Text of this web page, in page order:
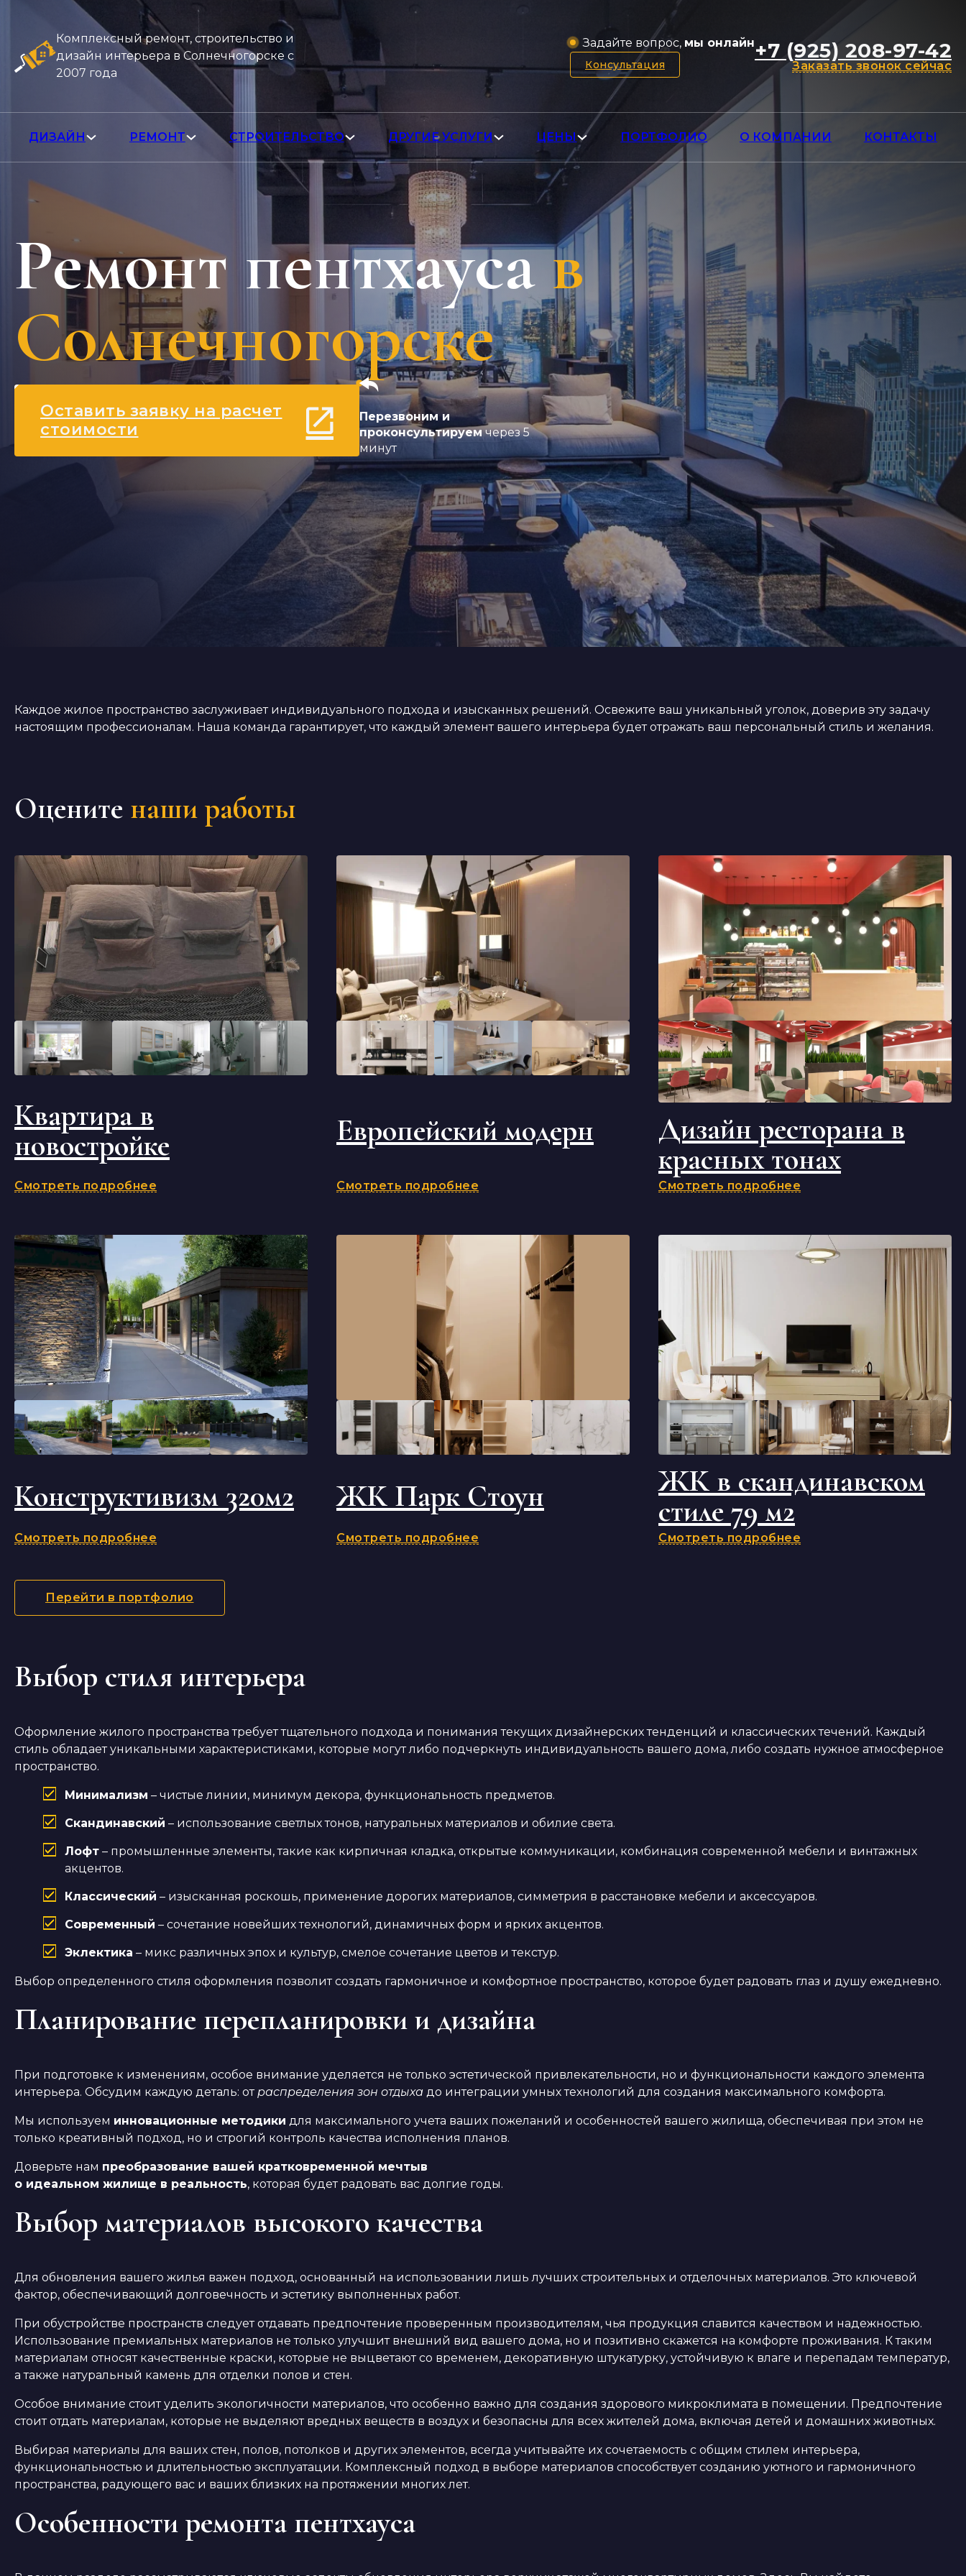
Комплексный ремонт, строительство и
дизайн интерьера в Солнечногорске с
2007 года
Задайте вопрос, мы онлайн
Консультация
+7 (925) 208-97-42
Заказать звонок сейчас
ДИЗАЙН РЕМОНТ СТРОИТЕЛЬСТВО ДРУГИЕ УСЛУГИ ЦЕНЫ ПОРТФОЛИО О КОМПАНИИ КОНТАКТЫ
Ремонт пентхаусав
Солнечногорске
Оставить заявку на расчет
стоимости
Перезвоним и
проконсультируемчерез 5
минут
Каждое жилое пространство заслуживает индивидуального подхода и изысканных решений. Освежите ваш уникальный уголок, доверив эту задачу
настоящим профессионалам. Наша команда гарантирует, что каждый элемент вашего интерьера будет отражать ваш персональный стиль и желания.
Оцените наши работы
Квартира в
новостройке
Смотреть подробнее
Европейский модерн
Смотреть подробнее
Дизайн ресторана в
красных тонах
Смотреть подробнее
Конструктивизм 320м2
Смотреть подробнее
ЖК Парк Стоун
Смотреть подробнее
ЖК в скандинавском
стиле 79 м2
Смотреть подробнее
Перейти в портфолио
Выбор стиля интерьера
Оформление жилого пространства требует тщательного подхода и понимания текущих дизайнерских тенденций и классических течений. Каждый
стиль обладает уникальными характеристиками, которые могут либо подчеркнуть индивидуальность вашего дома, либо создать нужное атмосферное
пространство.
Минимализм – чистые линии, минимум декора, функциональность предметов.
Скандинавский – использование светлых тонов, натуральных материалов и обилие света.
Лофт – промышленные элементы, такие как кирпичная кладка, открытые коммуникации, комбинация современной мебели и винтажных
акцентов.
Классический – изысканная роскошь, применение дорогих материалов, симметрия в расстановке мебели и аксессуаров.
Современный – сочетание новейших технологий, динамичных форм и ярких акцентов.
Эклектика – микс различных эпох и культур, смелое сочетание цветов и текстур.
Выбор определенного стиля оформления позволит создать гармоничное и комфортное пространство, которое будет радовать глаз и душу ежедневно.
Планирование перепланировки и дизайна
При подготовке к изменениям, особое внимание уделяется не только эстетической привлекательности, но и функциональности каждого элемента
интерьера. Обсудим каждую деталь: отраспределения зон отдыха до интеграции умных технологий для создания максимального комфорта.
Мы используем инновационные методики для максимального учета ваших пожеланий и особенностей вашего жилища, обеспечивая при этом не
только креативный подход, но и строгий контроль качества исполнения планов.
Доверьте нам преобразование вашей кратковременной мечтыв
о идеальном жилище в реальность, которая будет радовать вас долгие годы.
Выбор материалов высокого качества
Для обновления вашего жилья важен подход, основанный на использовании лишь лучших строительных и отделочных материалов. Это ключевой
фактор, обеспечивающий долговечность и эстетику выполненных работ.
При обустройстве пространств следует отдавать предпочтение проверенным производителям, чья продукция славится качеством и надежностью.
Использование премиальных материалов не только улучшит внешний вид вашего дома, но и позитивно скажется на комфорте проживания. К таким
материалам относят качественные краски, которые не выцветают со временем, декоративную штукатурку, устойчивую к влаге и перепадам температур,
а также натуральный камень для отделки полов и стен.
Особое внимание стоит уделить экологичности материалов, что особенно важно для создания здорового микроклимата в помещении. Предпочтение
стоит отдать материалам, которые не выделяют вредных веществ в воздух и безопасны для всех жителей дома, включая детей и домашних животных.
Выбирая материалы для ваших стен, полов, потолков и других элементов, всегда учитывайте их сочетаемость с общим стилем интерьера,
функциональностью и длительностью эксплуатации. Комплексный подход в выборе материалов способствует созданию уютного и гармоничного
пространства, радующего вас и ваших близких на протяжении многих лет.
Особенности ремонта пентхауса